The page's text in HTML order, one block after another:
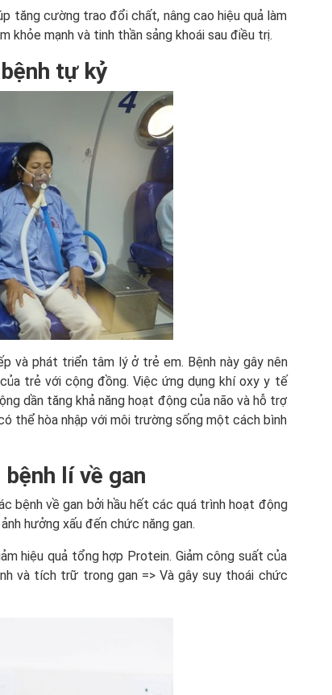
tăng cường trao đổi chất, nâng cao hiệu quả làm
mạnh và tinh thần sảng khoái sau điều trị.
tự kỷ
và phát triển tâm lý ở trẻ em. Bệnh này gây nên
trẻ với cộng đồng. Việc ứng dụng khí oxy y tế
dần tăng khả năng hoạt động của não và hỗ trợ
thể hòa nhập với môi trường sống một cách bình
lí về gan
bệnh về gan bởi hầu hết các quá trình hoạt động
hưởng xấu đến chức năng gan.
hiệu quả tổng hợp Protein. Giảm công suất của
và tích trữ trong gan => Và gây suy thoái chức